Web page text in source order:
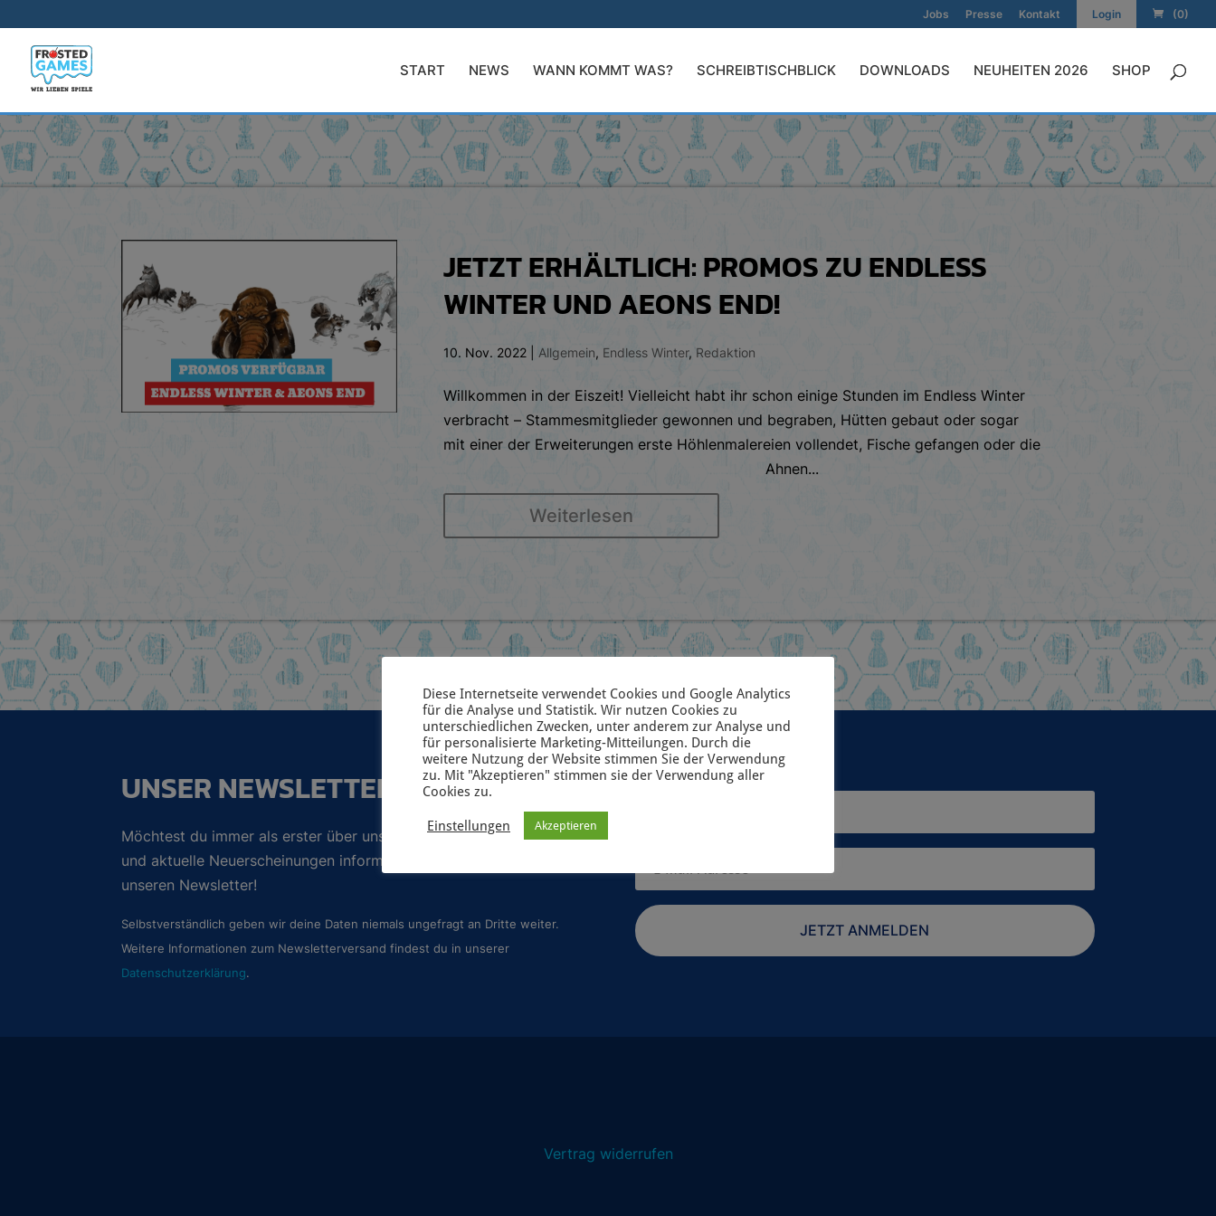
Jobs Presse Kontakt Login (0)
START NEWS WANN KOMMT WAS? SCHREIBTISCHBLICK DOWNLOADS NEUHEITEN 2026 SHOP
JETZT ERHÄLTLICH: PROMOS ZU ENDLESS
WINTER UND AEONS END!
10. Nov. 2022 Allgemein, Endless Winter, Redaktion
Willkommen in der Eiszeit! Vielleicht habt ihr schon einige Stunden im Endless Winter
verbracht – Stammesmitglieder gewonnen und begraben, Hütten gebaut oder sogar
mit einer der Erweiterungen erste Höhlenmalereien vollendet, Fische gefangen oder die
Ahnen...
Weiterlesen
UNSER NEWSLETTER
Möchtest du immer als erster über unsere geplanten Spiele-Projekte
und aktuelle Neuerscheinungen informiert werden? Dann abonniere
unseren Newsletter!
Selbstverständlich geben wir deine Daten niemals ungefragt an Dritte weiter.
Weitere Informationen zum Newsletterversand findest du in unserer
Datenschutzerklärung.
JETZT ANMELDEN
Vertrag widerrufen
Diese Internetseite verwendet Cookies und Google Analytics
für die Analyse und Statistik. Wir nutzen Cookies zu
unterschiedlichen Zwecken, unter anderem zur Analyse und
für personalisierte Marketing-Mitteilungen. Durch die
weitere Nutzung der Website stimmen Sie der Verwendung
zu. Mit "Akzeptieren" stimmen sie der Verwendung aller
Cookies zu.
Einstellungen Akzeptieren